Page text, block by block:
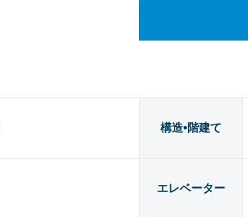
構造•階建て
エレベーター